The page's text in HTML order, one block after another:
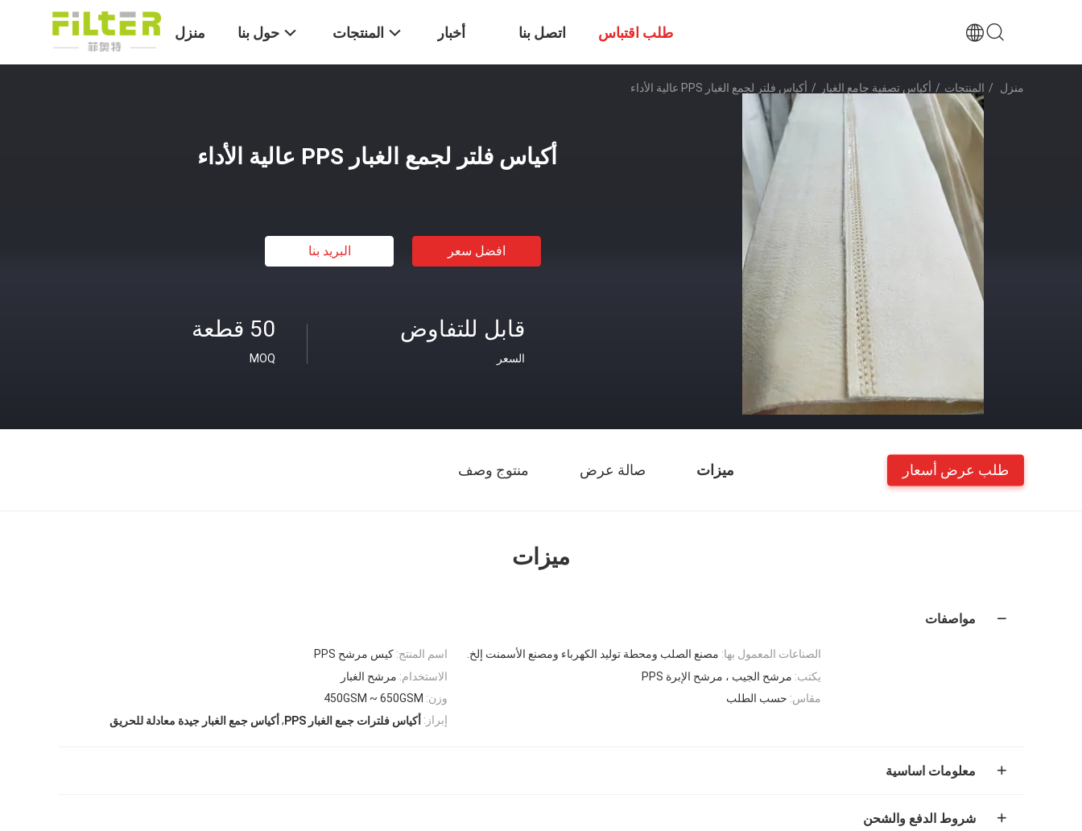
منزل حول بنا المنتجات أخبار اتصل بنا طلب اقتباس
منزل / المنتجات / أكياس تصفية جامع الغبار / أكياس فلتر لجمع الغبار PPS عالية الأداء
أكياس فلتر لجمع الغبار PPS عالية الأداء
افضل سعر البريد بنا
50 قطعة
MOQ
قابل للتفاوض
السعر
ميزات صالة عرض منتوج وصف طلب عرض أسعار
ميزات
مواصفات
اسم المنتج: كيس مرشح PPS الصناعات المعمول بها: مصنع الصلب ومحطة توليد الكهرباء ومصنع الأسمنت إلخ.
الاستخدام: مرشح الغبار يكتب: مرشح الجيب ، مرشح الإبرة PPS
وزن: 450GSM ~ 650GSM مقاس: حسب الطلب
إبراز: أكياس فلترات جمع الغبار PPS , أكياس جمع الغبار جيدة معادلة للحريق
معلومات اساسية
شروط الدفع والشحن